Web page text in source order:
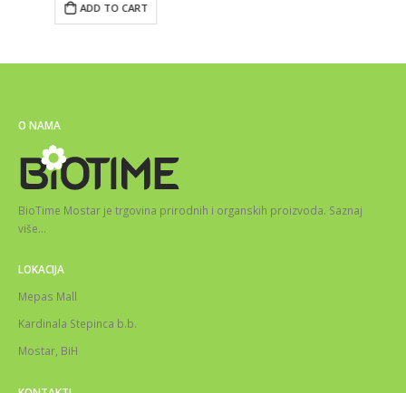
ADD TO CART
O NAMA
BioTime Mostar je trgovina prirodnih i organskih proizvoda. Saznaj
više…
LOKACIJA
Mepas Mall
Kardinala Stepinca b.b.
Mostar, BiH